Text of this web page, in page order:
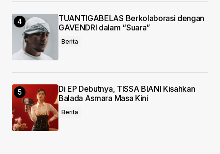
TUANTIGABELAS Berkolaborasi dengan
GAVENDRI dalam “Suara”
Berita
Di EP Debutnya, TISSA BIANI Kisahkan
Balada Asmara Masa Kini
Berita